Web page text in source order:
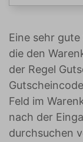
Eine sehr
die den
der Regel
Feld im
nach der
durchsuchen